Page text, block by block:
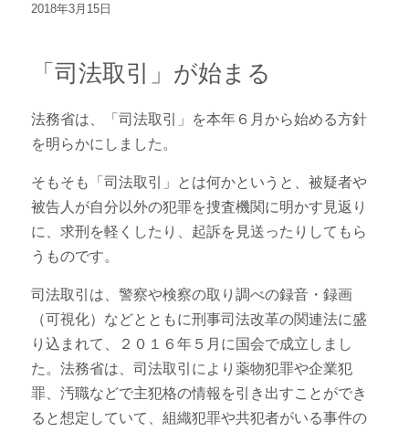
2018年3月15日
「司法取引」が始まる
法務省は、「司法取引」を本年６月から始める方針
を明らかにしました。
そもそも「司法取引」とは何かというと、被疑者や
被告人が自分以外の犯罪を捜査機関に明かす見返り
に、求刑を軽くしたり、起訴を見送ったりしてもら
うものです。
司法取引は、警察や検察の取り調べの録音・録画
（可視化）などとともに刑事司法改革の関連法に盛
り込まれて、２０１６年５月に国会で成立しまし
た。法務省は、司法取引により薬物犯罪や企業犯
罪、汚職などで主犯格の情報を引き出すことができ
ると想定していて、組織犯罪や共犯者がいる事件の